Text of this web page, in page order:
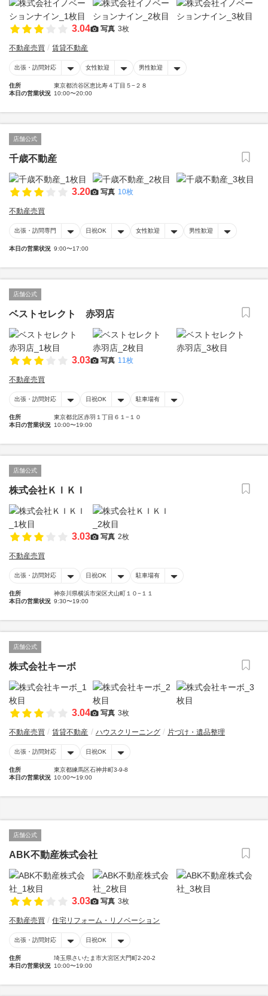
3.04 写真 3枚
不動産売買 賃貸不動産
出張・訪問対応 女性歓迎 男性歓迎
住所
東京都渋谷区恵比寿４丁目５−２８
本日の営業状況 10:00〜20:00
店舗公式
千歳不動産
3.20 写真 10枚
不動産売買
出張・訪問専門 日祝OK 女性歓迎 男性歓迎
本日の営業状況 9:00〜17:00
店舗公式
ベストセレクト 赤羽店
3.03 写真 11枚
不動産売買
出張・訪問対応 日祝OK 駐車場有
住所
東京都北区赤羽１丁目６１−１０
本日の営業状況 10:00〜19:00
店舗公式
株式会社ＫＩＫＩ
3.03 写真 2枚
不動産売買
出張・訪問対応 日祝OK 駐車場有
住所
神奈川県横浜市栄区犬山町１０−１１
本日の営業状況 9:30〜19:00
店舗公式
株式会社キーボ
3.04 写真 3枚
不動産売買 賃貸不動産 ハウスクリーニング 片づけ・遺品整理
出張・訪問対応 日祝OK
住所
東京都練馬区石神井町3-9-8
本日の営業状況 10:00〜19:00
店舗公式
ABK不動産株式会社
3.03 写真 3枚
不動産売買 住宅リフォーム・リノベーション
出張・訪問対応 日祝OK
住所
埼玉県さいたま市大宮区大門町2-20-2
本日の営業状況 10:00〜19:00